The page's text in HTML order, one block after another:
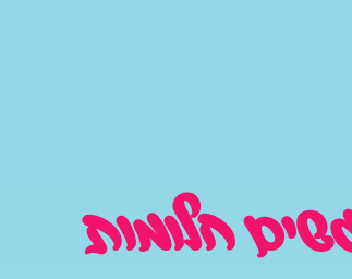
חלומות